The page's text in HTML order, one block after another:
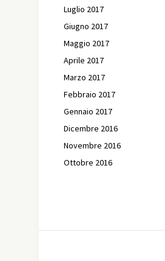
Luglio 2017
Giugno 2017
Maggio 2017
Aprile 2017
Marzo 2017
Febbraio 2017
Gennaio 2017
Dicembre 2016
Novembre 2016
Ottobre 2016